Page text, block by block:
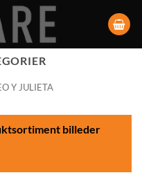
Y JULIETA
billeder